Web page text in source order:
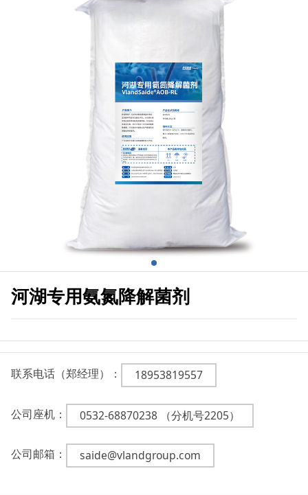
河湖专用氨氮降解菌剂
联系电话（郑经理）： 18953819557
公司座机： 0532-68870238 （分机号2205）
公司邮箱： saide@vlandgroup.com